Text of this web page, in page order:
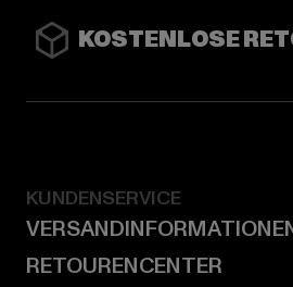
KOSTENLOSE
KUNDENSERVICE
RETOURENCENTER